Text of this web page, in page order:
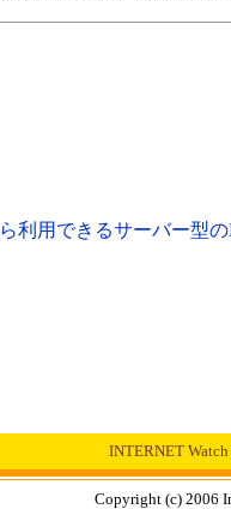
用できるサーバー型の
INTERNET
Copyright (c) 2006